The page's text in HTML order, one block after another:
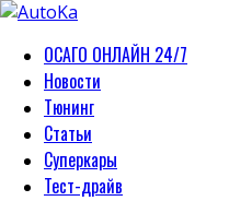
ОСАГО ОНЛАЙН 24/7
Новости
Тюнинг
Статьи
Суперкары
Тест-драйв